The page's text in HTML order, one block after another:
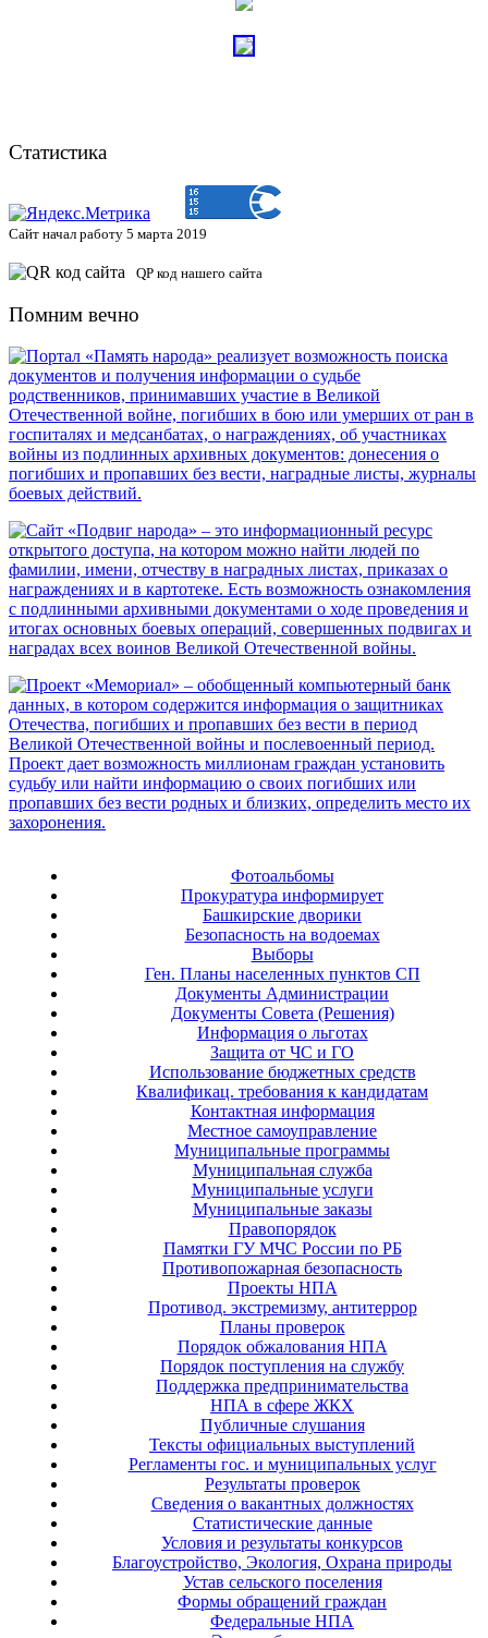
Статистика
Сайт начал работу 5 марта 2019
QP код нашего сайта
Помним вечно
Фотоальбомы
Прокуратура информирует
Башкирские дворики
Безопасность на водоемах
Выборы
Ген. Планы населенных пунктов СП
Документы Администрации
Документы Совета (Решения)
Информация о льготах
Защита от ЧС и ГО
Использование бюджетных средств
Квалификац. требования к кандидатам
Контактная информация
Местное самоуправление
Муниципальные программы
Муниципальная служба
Муниципальные услуги
Муниципальные заказы
Правопорядок
Памятки ГУ МЧС России по РБ
Противопожарная безопасность
Проекты НПА
Противод. экстремизму, антитеррор
Планы проверок
Порядок обжалования НПА
Порядок поступления на службу
Поддержка предпринимательства
НПА в сфере ЖКХ
Публичные слушания
Тексты официальных выступлений
Регламенты гос. и муниципальных услуг
Результаты проверок
Сведения о вакантных должностях
Статистические данные
Условия и результаты конкурсов
Благоустройство, Экология, Охрана природы
Устав сельского поселения
Формы обращений граждан
Федеральные НПА